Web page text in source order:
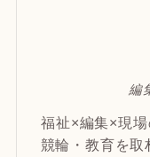
編
福祉×編集×現
競輪・教育を取